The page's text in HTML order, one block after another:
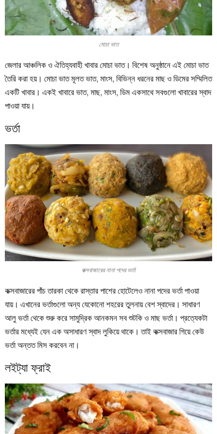
মোচা ভাত
জেলার আঞ্চলিক ও ঐতিহ্যবাহী খাবার মোচা ভাত। বিশেষ অনুষ্ঠানে এই মোচা ভাত
তৈরি করা হয়। মোচা ভাত মূলত ভাত, মাংস, বিভিন্ন ধরনের মাছ ও ডিমের সম্মিলিত
একটি খাবার। একই খাবারে ভাত, মাছ, মাংস, ডিম একসাথে সবগুলো খাবারের স্বাদ
পাওয়া যায়।
ভর্তা
কক্সবাজারের নানা পদের ভর্তা
কক্সবাজারের পাঁচ তারকা থেকে রাস্তার পাশের হোটেলেও নানা পদের ভর্তা পাওয়া
যায়। এখানের ভর্তাগুলো অন্য যেকোনো শহরের তুলনায় বেশ স্বাদের। সাধারণ
আলু ভর্তা থেকে শুরু করে সামুদ্রিক আনকমন সব শুটকি ও মাছ ভর্তা। প্রত্যেকটা
ভর্তার মধ্যেই যেন এক অসাধারণ স্বাদ লুকিয়ে থাকে। তাই কক্সবাজার গিয়ে কেউ
ভর্তা অন্তত মিস করবেন না।
লইট্যা ফ্রাই